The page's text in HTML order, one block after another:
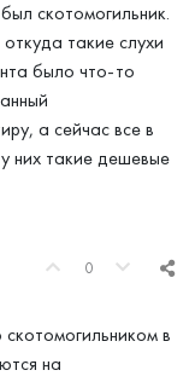
скотомогильник.
такие слухи
было что-то
а сейчас все в
них такие дешевые
0
в
на